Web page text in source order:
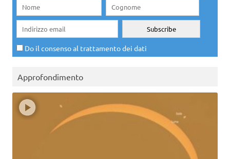
Do il consenso al trattamento dei dati
Approfondimento